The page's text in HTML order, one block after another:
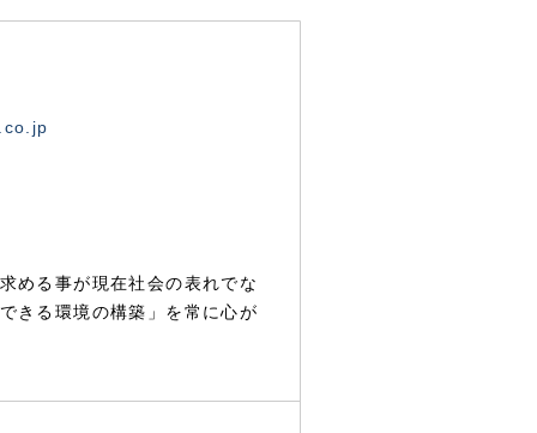
める事が現在社会の表れでな
きる環境の構築」を常に心が